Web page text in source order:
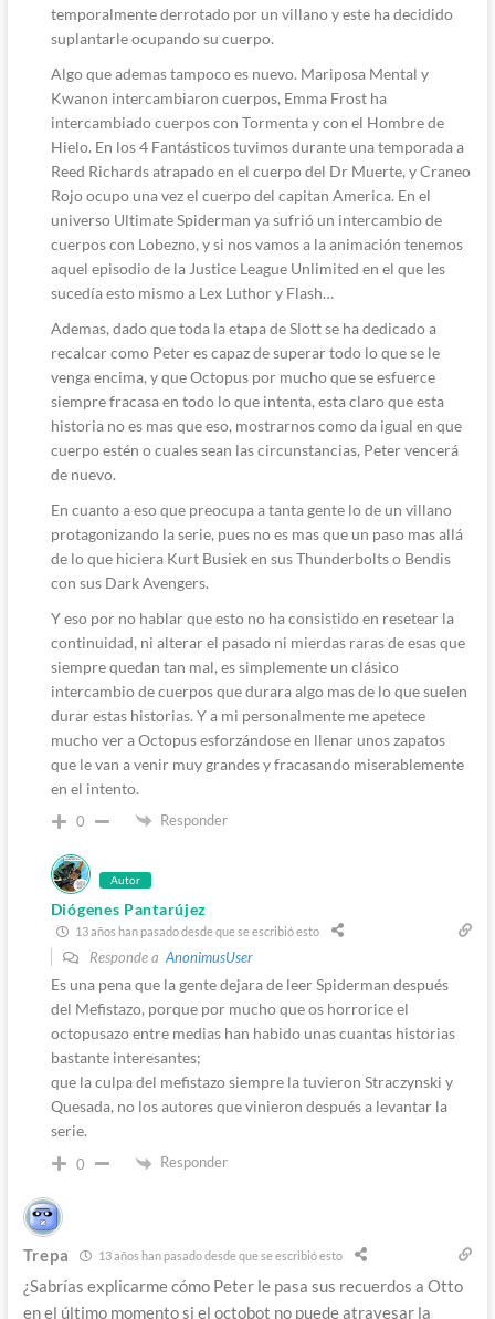
temporalmente derrotado por un villano y este ha decidido
suplantarle ocupando su cuerpo.
Algo que ademas tampoco es nuevo. Mariposa Mental y
Kwanon intercambiaron cuerpos, Emma Frost ha
intercambiado cuerpos con Tormenta y con el Hombre de
Hielo. En los 4 Fantásticos tuvimos durante una temporada a
Reed Richards atrapado en el cuerpo del Dr Muerte, y Craneo
Rojo ocupo una vez el cuerpo del capitan America. En el
universo Ultimate Spiderman ya sufrió un intercambio de
cuerpos con Lobezno, y si nos vamos a la animación tenemos
aquel episodio de la Justice League Unlimited en el que les
sucedía esto mismo a Lex Luthor y Flash…
Ademas, dado que toda la etapa de Slott se ha dedicado a
recalcar como Peter es capaz de superar todo lo que se le
venga encima, y que Octopus por mucho que se esfuerce
siempre fracasa en todo lo que intenta, esta claro que esta
historia no es mas que eso, mostrarnos como da igual en que
cuerpo estén o cuales sean las circunstancias, Peter vencerá
de nuevo.
En cuanto a eso que preocupa a tanta gente lo de un villano
protagonizando la serie, pues no es mas que un paso mas allá
de lo que hiciera Kurt Busiek en sus Thunderbolts o Bendis
con sus Dark Avengers.
Y eso por no hablar que esto no ha consistido en resetear la
continuidad, ni alterar el pasado ni mierdas raras de esas que
siempre quedan tan mal, es simplemente un clásico
intercambio de cuerpos que durara algo mas de lo que suelen
durar estas historias. Y a mi personalmente me apetece
mucho ver a Octopus esforzándose en llenar unos zapatos
que le van a venir muy grandes y fracasando miserablemente
en el intento.
0 Responder
Autor
Diógenes Pantarújez
13 años han pasado desde que se escribió esto
Responde aAnonimusUser
Es una pena que la gente dejara de leer Spiderman después
del Mefistazo, porque por mucho que os horrorice el
octopusazo entre medias han habido unas cuantas historias
bastante interesantes;
que la culpa del mefistazo siempre la tuvieron Straczynski y
Quesada, no los autores que vinieron después a levantar la
serie.
0 Responder
Trepa 13 años han pasado desde que se escribió esto
¿Sabrías explicarme cómo Peter le pasa sus recuerdos a Otto
en el último momento si el octobot no puede atravesar la